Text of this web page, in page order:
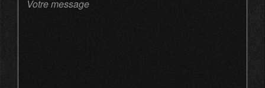
Votre message